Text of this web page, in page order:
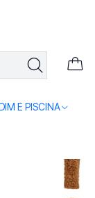
E PISCINA
e bricolage